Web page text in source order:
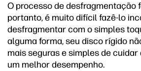
O processo de desfragmentação
portanto, é muito difícil fazê-lo
desfragmentar com o simples
alguma forma, seu disco rígido
mais seguras e simples de
um melhor desempenho.